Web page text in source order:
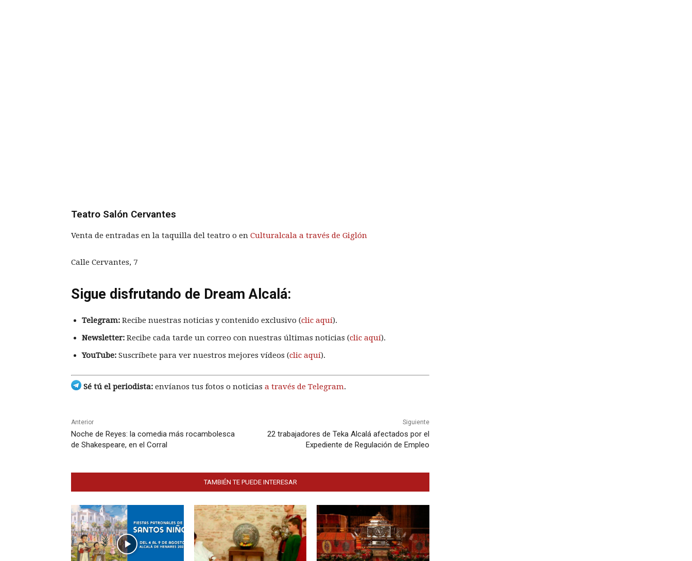
Teatro Salón Cervantes
Venta de entradas en la taquilla del teatro o en Culturalcala a través de Giglón
Calle Cervantes, 7
Sigue disfrutando de Dream Alcalá:
Telegram: Recibe nuestras noticias y contenido exclusivo (clic aquí).
Newsletter: Recibe cada tarde un correo con nuestras últimas noticias (clic aquí).
YouTube: Suscríbete para ver nuestros mejores vídeos (clic aquí).
Sé tú el periodista: envíanos tus fotos o noticias a través de Telegram.
Anterior
Noche de Reyes: la comedia más rocambolesca
de Shakespeare, en el Corral
Siguiente
22 trabajadores de Teka Alcalá afectados por el
Expediente de Regulación de Empleo
TAMBIÉN TE PUEDE INTERESAR